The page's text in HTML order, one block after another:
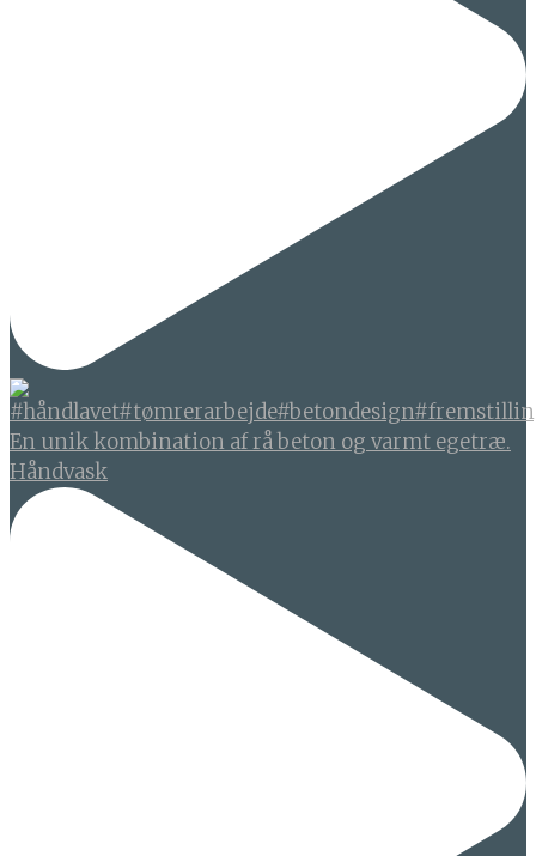
En unik kombination af rå beton og varmt egetræ.
Håndvask